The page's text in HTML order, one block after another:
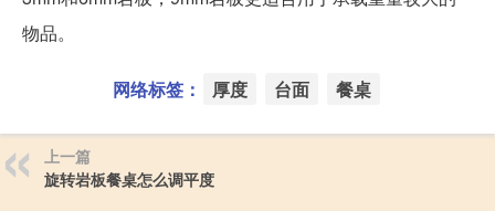
物品。
网络标签： 厚度 台面 餐桌
上一篇
旋转岩板餐桌怎么调平度